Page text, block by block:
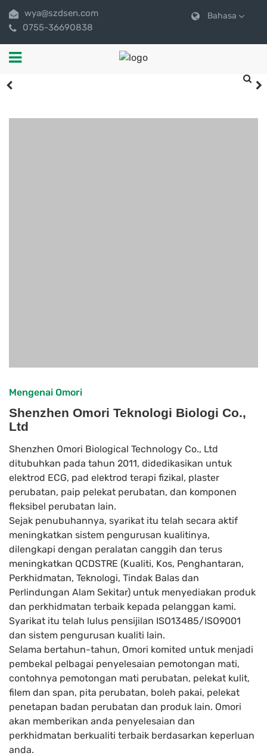
wya@szdsen.com
0755-36690838
Bahasa
Mengenai Omori
Shenzhen Omori Teknologi Biologi Co.,
Ltd
Shenzhen Omori Biological Technology Co., Ltd
ditubuhkan pada tahun 2011, didedikasikan untuk
elektrod ECG, pad elektrod terapi fizikal, plaster
perubatan, paip pelekat perubatan, dan komponen
fleksibel perubatan lain.
Sejak penubuhannya, syarikat itu telah secara aktif
meningkatkan sistem pengurusan kualitinya,
dilengkapi dengan peralatan canggih dan terus
meningkatkan QCDSTRE (Kualiti, Kos, Penghantaran,
Perkhidmatan, Teknologi, Tindak Balas dan
Perlindungan Alam Sekitar) untuk menyediakan produk
dan perkhidmatan terbaik kepada pelanggan kami.
Syarikat itu telah lulus pensijilan ISO13485/ISO9001
dan sistem pengurusan kualiti lain.
Selama bertahun-tahun, Omori komited untuk menjadi
pembekal pelbagai penyelesaian pemotongan mati,
contohnya pemotongan mati perubatan, pelekat kulit,
filem dan span, pita perubatan, boleh pakai, pelekat
penetapan badan perubatan dan produk lain. Omori
akan memberikan anda penyelesaian dan
perkhidmatan berkualiti terbaik berdasarkan keperluan
anda.